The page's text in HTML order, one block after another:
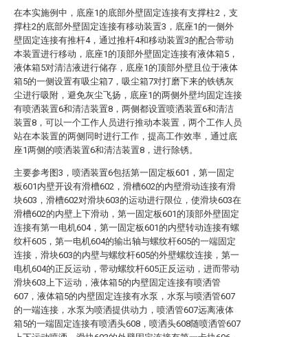
在本实施例中，底座1的底部外壁固定连接有支撑柱2，支
撑柱2的底部外壁固定连接有移动装置3，底座1的一侧外
壁固定连接有推杆4，通过推杆4和移动装置3的配合带动
本装置进行移动，底座1的顶部外壁固定连接有液体箱5，
液体箱5对清洁液进行储存，底座1的顶部外壁且位于液体
箱5的一侧设置有吸尘箱7，吸尘箱7对打磨下来的铁锈灰
尘进行吸附，避免灰尘飞扬，底座1的两侧外壁均固定连接
有喷洒装置6和清洁装置8，两侧都设置喷洒装置6和清洁
装置8，可以一个工作人员进行推动本装置，两个工作人员
站在本装置的两侧同时进行工作，提高工作效率，通过底
座1两侧的喷洒装置6和清洁装置8，进行除锈。
主要参考图3，喷洒装置6包括第一固定板601，第一固定
板601内壁开设有滑槽602，滑槽602的内壁滑动连接有滑
块603，滑槽602对滑块603的运动进行限位，使滑块603在
滑槽602的内壁上下滑动，第一固定板601的顶部外壁固定
连接有第一电机604，第一固定板601的内壁转动连接有螺
纹杆605，第一电机604的输出轴与螺纹杆605的一端固定
连接，滑块603的内壁与螺纹杆605的外壁螺纹连接，第一
电机604的正反运动，带动螺纹杆605正反运动，进而带动
滑块603上下运动，液体箱5的内壁固定连接有喷洒管
607，液体箱5的内壁固定连接有水泵，水泵与喷洒管607
的一端连接，水泵为喷洒提供动力，喷洒管607远离液体
箱5的一端固定连接有喷洒头608，喷洒头608随喷洒管607